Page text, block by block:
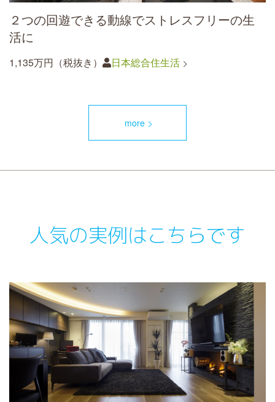
２つの回遊できる動線でストレスフリーの生
活に
1,135万円（税抜き） 日本総合住生活
more
人気の実例はこちらです